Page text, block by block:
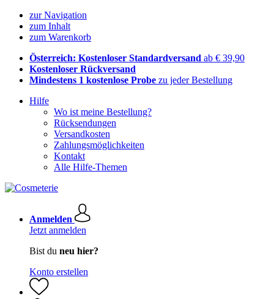
zur Navigation
zum Inhalt
zum Warenkorb
Österreich: Kostenloser Standardversand ab € 39,90
Kostenloser Rückversand
Mindestens 1 kostenlose Probe zu jeder Bestellung
Hilfe
Wo ist meine Bestellung?
Rücksendungen
Versandkosten
Zahlungsmöglichkeiten
Kontakt
Alle Hilfe-Themen
Anmelden
Jetzt anmelden
Bist du neu hier?
Konto erstellen